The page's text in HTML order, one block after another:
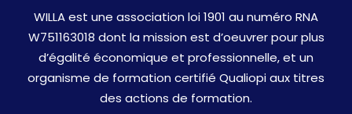
WILLA est une association loi 1901 au numéro RNA
W751163018 dont la mission est d’oeuvrer pour plus
d’égalité économique et professionnelle, et un
organisme de formation certifié Qualiopi aux titres
des actions de formation.